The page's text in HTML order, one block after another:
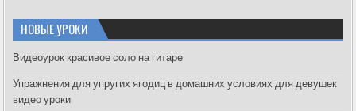
h
f
r
:
НОВЫЕ УРОКИ
Видеоурок красивое соло на гитаре
Упражнения для упругих ягодиц в домашних условиях для девушек
видео уроки